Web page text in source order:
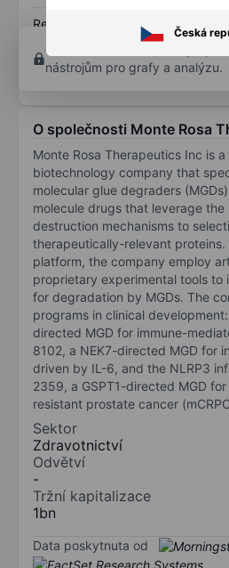
Česká
Rentabilita kapitálu
Otevřete si účet
nástrojům pro grafy a analýzu.
O společnosti Monte Rosa
Monte Rosa Therapeutics Inc is
biotechnology company that
molecular glue degraders
molecule drugs that leverage
destruction mechanisms to
therapeutically-relevant proteins.
platform, the company employ
proprietary experimental tools
for degradation by MGDs. The
programs in clinical
directed MGD for immune-
8102, a NEK7-directed MGD for
driven by IL-6, and the NLRP3
2359, a GSPT1-directed MGD
resistant prostate cancer
Sektor
Zdravotnictví
Odvětví
-
Tržní kapitalizace
1bn
Data poskytnuta od